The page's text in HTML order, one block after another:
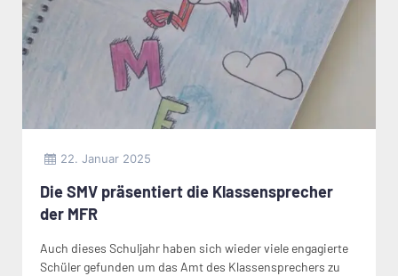
22. Januar 2025
Die SMV präsentiert die Klassensprecher
der MFR
Auch dieses Schuljahr haben sich wieder viele engagierte
Schüler gefunden um das Amt des Klassensprechers zu